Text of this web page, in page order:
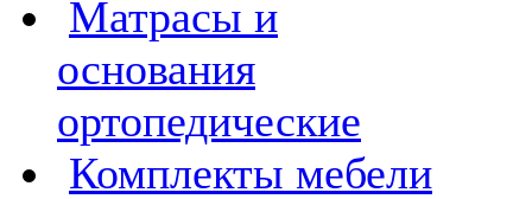
Матрасы и
основания
ортопедические
Комплекты мебели